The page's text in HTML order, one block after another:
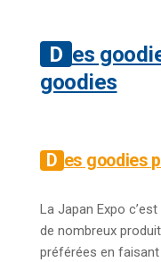
Des goodies et encore des
goodies
Des
La Japan Expo
de nombreux
préférées en